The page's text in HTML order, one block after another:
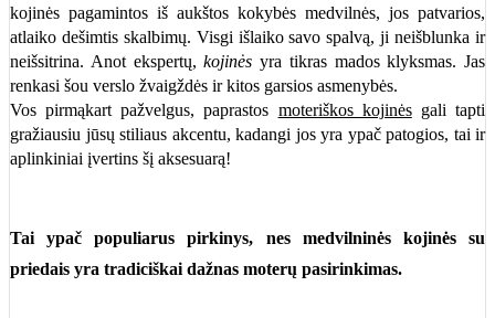
kojinės pagamintos iš aukštos kokybės medvilnės, jos patvarios,
atlaiko dešimtis skalbimų. Visgi išlaiko savo spalvą, ji neišblunka ir
neišsitrina. Anot ekspertų,kojinės yra tikras mados klyksmas. Jas
renkasi šou verslo žvaigždės ir kitos garsios asmenybės.
Vos pirmąkart pažvelgus, paprastos moteriškos kojinėsgali tapti
gražiausiu jūsų stiliaus akcentu, kadangi jos yra ypač patogios, tai ir
aplinkiniai įvertins šį aksesuarą!
Tai ypač populiarus pirkinys, nes medvilninės kojinėssu
priedais yra tradiciškai dažnas moterų pasirinkimas.